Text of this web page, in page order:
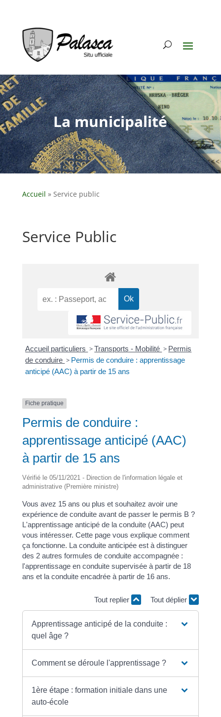
La municipalité
Accueil » Service public
Service Public
Accueil particuliers >Transports - Mobilité > Permis
de conduire > Permis de conduire : apprentissage
anticipé (AAC) à partir de 15 ans
Fiche pratique
Permis de conduire :
apprentissage anticipé (AAC)
à partir de 15 ans
Vérifié le 05/11/2021 - Direction de l'information légale et
administrative (Première ministre)
Vous avez 15 ans ou plus et souhaitez avoir une
expérience de conduite avant de passer le permis B ?
L'apprentissage anticipé de la conduite (AAC) peut
vous intéresser. Cette page vous explique comment
ça fonctionne. La conduite anticipée est à distinguer
des 2 autres formules de conduite accompagnée :
l'apprentissage en conduite supervisée à partir de 18
ans et la conduite encadrée à partir de 16 ans.
Tout replier Tout déplier
Apprentissage anticipé de la conduite :
quel âge ?
Comment se déroule l'apprentissage ?
1ère étape : formation initiale dans une
auto-école